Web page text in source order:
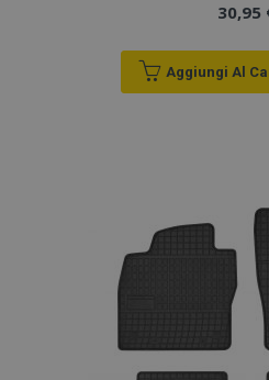
30,95
Aggiungi Al